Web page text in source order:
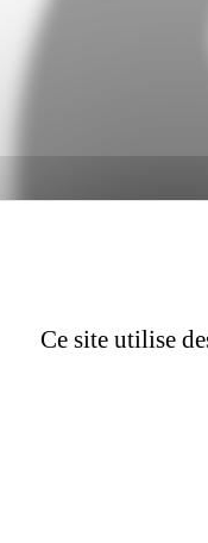
Ce site utilise